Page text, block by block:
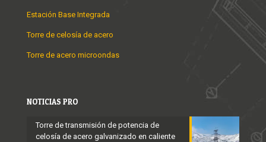
Estación Base Integrada
Torre de celosía de acero
Torre de acero microondas
NOTICIAS PRO
Torre de transmisión de potencia de
celosía de acero galvanizado en caliente